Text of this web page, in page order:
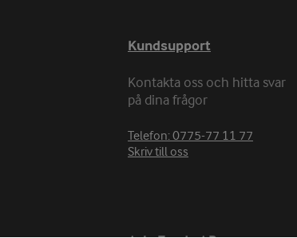
Kundsupport
Kontakta oss och hitta svar
på dina frågor
Telefon: 0775-77 11 77
Skriv till oss